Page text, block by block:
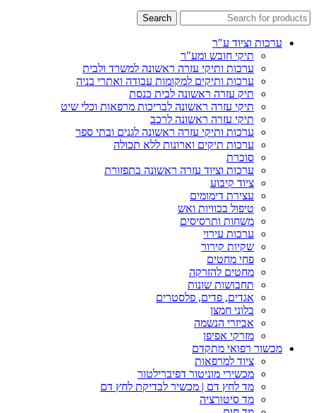
Search
ערכות וציוד ע"ר
תיקי חובש ומע"ר
ערכות ותיקי עזרה ראשונה למשרד ולבית
ערכות ותיקים למקומות עבודה ואתרי בניה
תיק עזרה ראשונה לבית כנסת
תיקי עזרה ראשונה לבריכות מרפאות וכלי שיט
תיקי עזרה ראשונה לרכב
ערכות ותיקי עזרה ראשונה לגנים ובתי ספר
ערכות תיקים וארונות ללא תכולה
סוכרת
ערכות וציוד עזרה ראשונה בתפזורת
ציוד קיבוע
עצירת דימומים
טיפול בכוויות ואש
משחות ותרסיסים
ערכות עירוי
שקיות קירור
פחי מחטים
מחטים להזרקה
תחבושות שונות
אגדים, פדים, פלסטרים
בלוני חמצן
אביזרי הנשמה
מזרקי אפיפן
מכשור רפואי מתקדם
ציוד למרפאות
מכשירי מוניטור דפיברילטור
מד לחץ דם | מכשיר לבדיקת לחץ דם
מד סיטורציה